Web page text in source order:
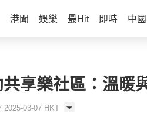
港聞 娛樂 最Hit 即時 中國
共享樂社區：溫暖
2025-03-07 HKT